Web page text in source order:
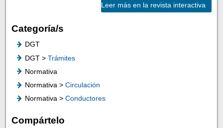
Leer más en la revista interactiva
Categoría/s
DGT
DGT > Trámites
Normativa
Normativa > Circulación
Normativa > Conductores
Compártelo